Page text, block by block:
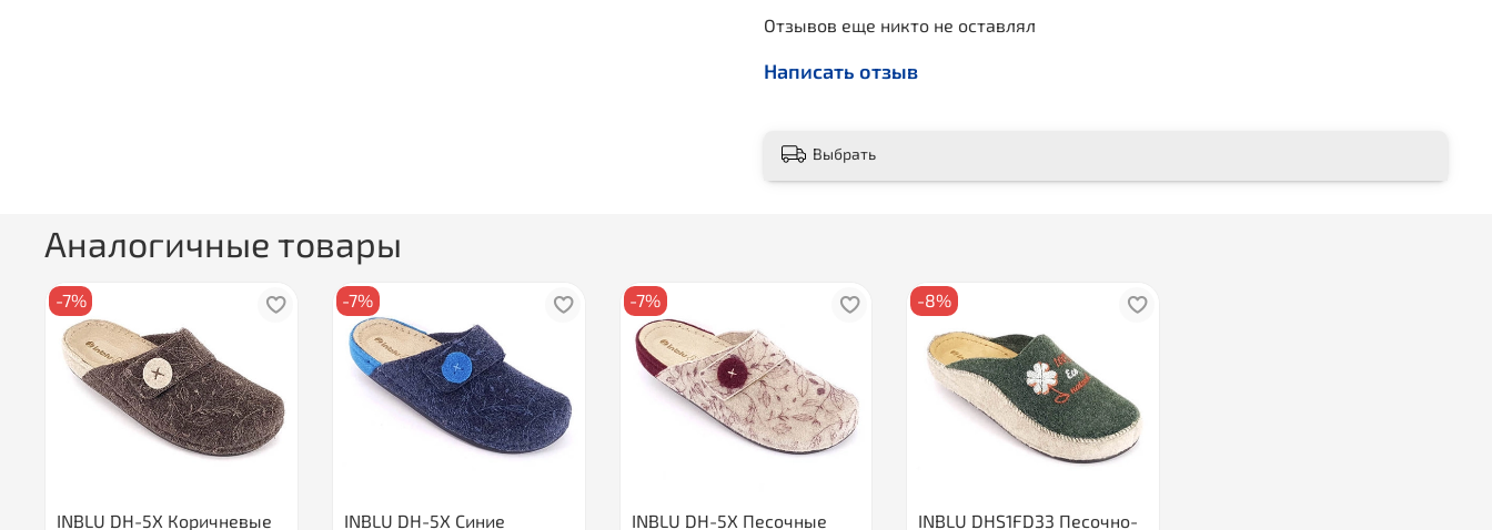
Отзывов еще никто не оставлял
Написать отзыв
Выбрать
Аналогичные товары
-7%
INBLU DH-5X Коричневые
-7%
INBLU DH-5X Синие
-7%
INBLU DH-5X Песочные
-8%
INBLU DHS1FD33 Песочно-